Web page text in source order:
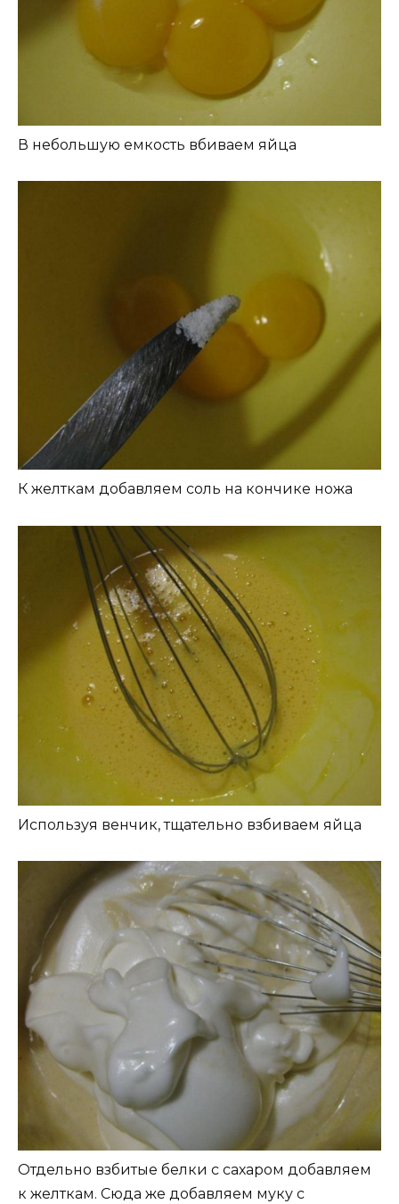
В небольшую емкость вбиваем яйца
К желткам добавляем соль на кончике ножа
Используя венчик, тщательно взбиваем яйца
Отдельно взбитые белки с сахаром добавляем
к желткам. Сюда же добавляем муку с